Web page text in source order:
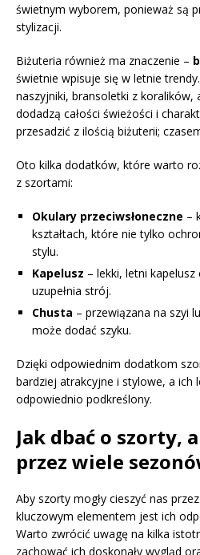
świetnym wyborem, ponieważ są
stylizacji.
Biżuteria również ma znaczenie –
świetnie wpisuje się w letnie
naszyjniki, bransoletki z koralików,
dodadzą całości świeżości i
przesadzić z ilością biżuterii;
Oto kilka dodatków, które warto
z szortami:
Okulary przeciwsłoneczne –
kształtach, które nie tylko
stylu.
Kapelusz – lekki, letni
uzupełnia strój.
Chusta – przewiązana na szyi
może dodać szyku.
Dzięki odpowiednim dodatkom
bardziej atrakcyjne i stylowe, a ich
odpowiednio podkreślony.
Jak dbać o szorty,
przez wiele
Aby szorty mogły cieszyć nas
kluczowym elementem jest ich
Warto zwrócić uwagę na kilka
zachować ich doskonały wygląd